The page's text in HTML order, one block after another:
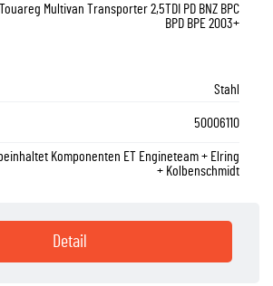
Multivan Transporter 2,5TDI PD BNZ BPC
BPD BPE 2003+
Stahl
50006110
beinhaltet Komponenten ET Engineteam + Elring
+ Kolbenschmidt
Detail